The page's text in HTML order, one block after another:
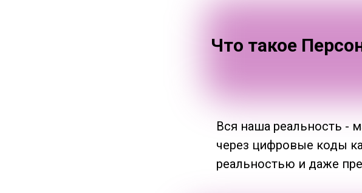
Что такое
Вся наша реальность -
через цифровые коды
реальностью и даже